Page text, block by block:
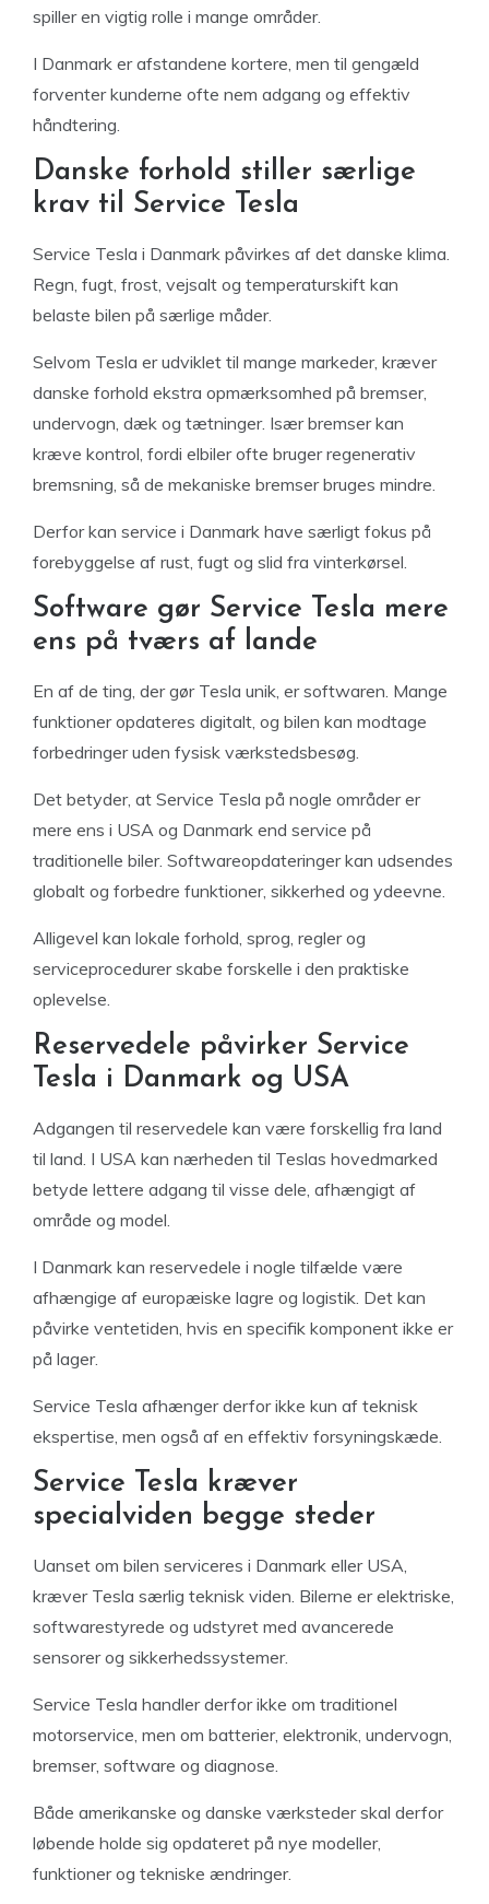
spiller en vigtig rolle i mange områder.
I Danmark er afstandene kortere, men til gengæld
forventer kunderne ofte nem adgang og effektiv
håndtering.
Danske forhold stiller særlige
krav til Service Tesla
Service Tesla i Danmark påvirkes af det danske klima.
Regn, fugt, frost, vejsalt og temperaturskift kan
belaste bilen på særlige måder.
Selvom Tesla er udviklet til mange markeder, kræver
danske forhold ekstra opmærksomhed på bremser,
undervogn, dæk og tætninger. Især bremser kan
kræve kontrol, fordi elbiler ofte bruger regenerativ
bremsning, så de mekaniske bremser bruges mindre.
Derfor kan service i Danmark have særligt fokus på
forebyggelse af rust, fugt og slid fra vinterkørsel.
Software gør Service Tesla mere
ens på tværs af lande
En af de ting, der gør Tesla unik, er softwaren. Mange
funktioner opdateres digitalt, og bilen kan modtage
forbedringer uden fysisk værkstedsbesøg.
Det betyder, at Service Tesla på nogle områder er
mere ens i USA og Danmark end service på
traditionelle biler. Softwareopdateringer kan udsendes
globalt og forbedre funktioner, sikkerhed og ydeevne.
Alligevel kan lokale forhold, sprog, regler og
serviceprocedurer skabe forskelle i den praktiske
oplevelse.
Reservedele påvirker Service
Tesla i Danmark og USA
Adgangen til reservedele kan være forskellig fra land
til land. I USA kan nærheden til Teslas hovedmarked
betyde lettere adgang til visse dele, afhængigt af
område og model.
I Danmark kan reservedele i nogle tilfælde være
afhængige af europæiske lagre og logistik. Det kan
påvirke ventetiden, hvis en specifik komponent ikke er
på lager.
Service Tesla afhænger derfor ikke kun af teknisk
ekspertise, men også af en effektiv forsyningskæde.
Service Tesla kræver
specialviden begge steder
Uanset om bilen serviceres i Danmark eller USA,
kræver Tesla særlig teknisk viden. Bilerne er elektriske,
softwarestyrede og udstyret med avancerede
sensorer og sikkerhedssystemer.
Service Tesla handler derfor ikke om traditionel
motorservice, men om batterier, elektronik, undervogn,
bremser, software og diagnose.
Både amerikanske og danske værksteder skal derfor
løbende holde sig opdateret på nye modeller,
funktioner og tekniske ændringer.